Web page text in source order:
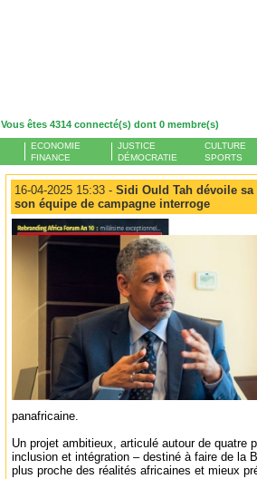
Vous êtes 4314 connecté(s) dont 0 membre(s)
ECONOMIE
FINANCE
JUSTICE
DÉMOCRATIE
CULTURE
SPORTS
16-04-2025 15:33 - Sidi Ould Tah dévoile
son équipe de campagne interroge
panafricaine.
Un projet ambitieux, articulé autour de quatre
inclusion et intégration – destiné à faire de la
plus proche des réalités africaines et mieux